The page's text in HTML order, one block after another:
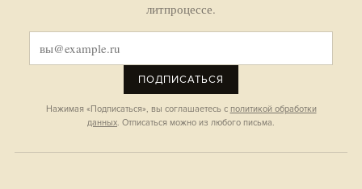
литпроцессе.
ПОДПИСАТЬСЯ
Нажимая «Подписаться», вы соглашаетесь с политикой обработки
данных. Отписаться можно из любого письма.